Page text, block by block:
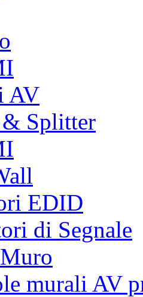
AV
Splitter
EDID
di Segnale
murali AV